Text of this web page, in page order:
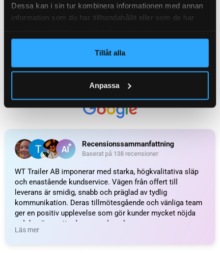
Dessa kan i sin tur kombinera informationen med annan
information som du har tillhandahållit eller som de har
Tillåt alla
Anpassa
UTMÄRKT
Baserat på138 recensioner
Recensionssammanfattning
Baserat på 138 recensioner
WT Trailer AB imponerar med starka, högkvalitativa släp
och enastående kundservice. Vägen från offert till
leverans är smidig, snabb och präglad av tydlig
kommunikation. Deras tillmötesgående och vänliga team
ger en positiv upplevelse som gör kunder mycket nöjda
och benägna att rekommendera dem.
Läs mer